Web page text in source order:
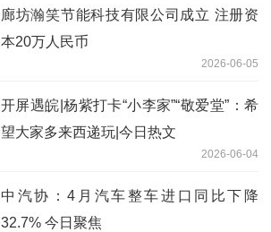
廊坊瀚笑节能科技有限公司成立 注册资
本20万人民币
2026-06-05
开屏遇皖|杨紫打卡“小李家”“敬爱堂”：希
望大家多来西递玩|今日热文
2026-06-04
中汽协：4月汽车整车进口同比下降
32.7% 今日聚焦